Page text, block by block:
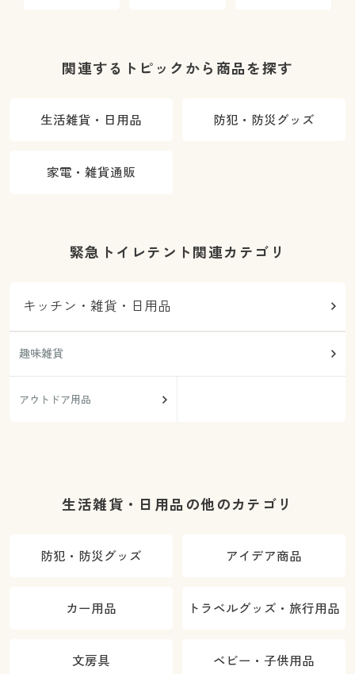
関連するトピックから商品を探す
生活雑貨・日用品 防犯・防災グッズ
家電・雑貨通販
緊急トイレテント関連カテゴリ
キッチン・雑貨・日用品
趣味雑貨
アウトドア用品
生活雑貨・日用品の他のカテゴリ
防犯・防災グッズ アイデア商品
カー用品 トラベルグッズ・旅行用品
文房具 ベビー・子供用品